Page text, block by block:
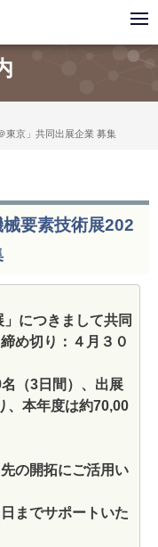
東京」共同出展企業 募集
械要素技術展202
につきまして共同
め切り：４月３０
（3日間）、出展
、本年度は約70,00
の開拓にご活用い
までサポートいた